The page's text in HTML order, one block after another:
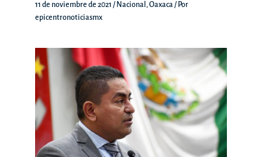
11 de noviembre de 2021 / Nacional ,Oaxaca / Por
epicentronoticiasmx